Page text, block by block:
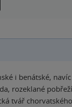
i benátské,
rozeklané
tvář